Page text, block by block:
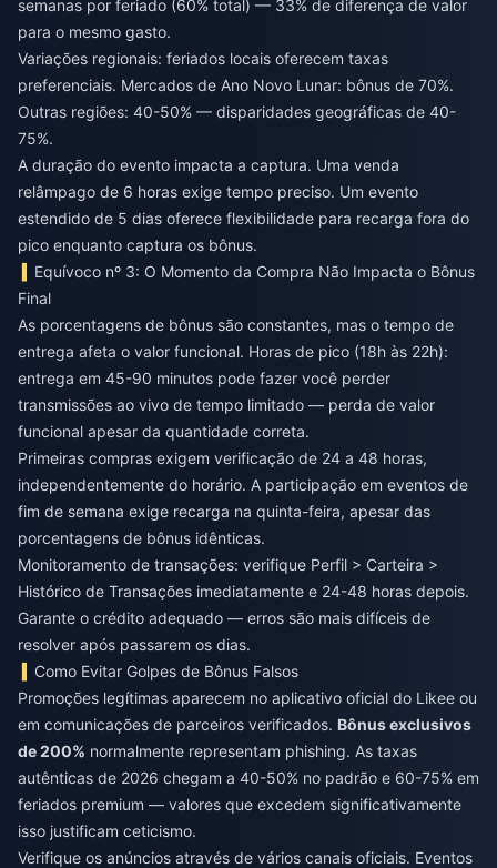
semanas por feriado (60% total) — 33% de diferença de valor
para o mesmo gasto.
Variações regionais: feriados locais oferecem taxas
preferenciais. Mercados de Ano Novo Lunar: bônus de 70%.
Outras regiões: 40-50% — disparidades geográficas de 40-
75%.
A duração do evento impacta a captura. Uma venda
relâmpago de 6 horas exige tempo preciso. Um evento
estendido de 5 dias oferece flexibilidade para recarga fora do
pico enquanto captura os bônus.
Equívoco nº 3: O Momento da Compra Não Impacta o Bônus
Final
As porcentagens de bônus são constantes, mas o tempo de
entrega afeta o valor funcional. Horas de pico (18h às 22h):
entrega em 45-90 minutos pode fazer você perder
transmissões ao vivo de tempo limitado — perda de valor
funcional apesar da quantidade correta.
Primeiras compras exigem verificação de 24 a 48 horas,
independentemente do horário. A participação em eventos de
fim de semana exige recarga na quinta-feira, apesar das
porcentagens de bônus idênticas.
Monitoramento de transações: verifique Perfil > Carteira >
Histórico de Transações imediatamente e 24-48 horas depois.
Garante o crédito adequado — erros são mais difíceis de
resolver após passarem os dias.
Como Evitar Golpes de Bônus Falsos
Promoções legítimas aparecem no aplicativo oficial do Likee ou
em comunicações de parceiros verificados. Bônus exclusivos
de 200% normalmente representam phishing. As taxas
autênticas de 2026 chegam a 40-50% no padrão e 60-75% em
feriados premium — valores que excedem significativamente
isso justificam ceticismo.
Verifique os anúncios através de vários canais oficiais. Eventos